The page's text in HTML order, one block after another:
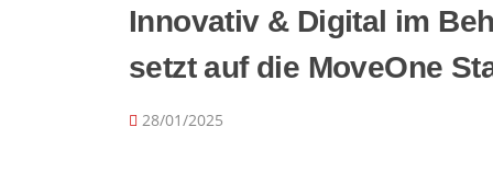
Innovativ & Digital im
setzt auf die MoveOne
28/01/2025